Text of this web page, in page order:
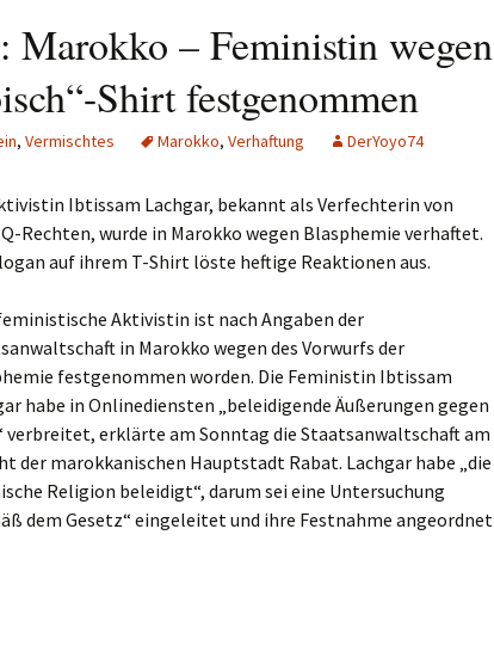
Marokko – Feministin wegen
Shirt festgenommen
, Vermischtes Marokko, Verhaftung DerYoyo74
Ibtissam Lachgar, bekannt als Verfechterin von
Rechten, wurde in Marokko wegen Blasphemie verhaftet.
auf ihrem T-Shirt löste heftige Reaktionen aus.
Aktivistin ist nach Angaben der
in Marokko wegen des Vorwurfs der
festgenommen worden. Die Feministin Ibtissam
habe in Onlinediensten „beleidigende Äußerungen gegen
verbreitet, erklärte am Sonntag die Staatsanwaltschaft am
der marokkanischen Hauptstadt Rabat. Lachgar habe „die
Religion beleidigt“, darum sei eine Untersuchung
dem Gesetz“ eingeleitet und ihre Festnahme angeordnet